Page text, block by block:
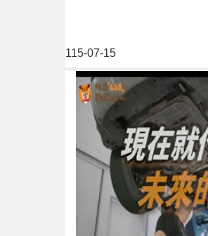
115-07-15